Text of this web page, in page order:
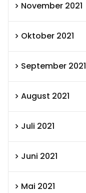
November 2021
Oktober 2021
September 2021
August 2021
Juli 2021
Juni 2021
Mai 2021